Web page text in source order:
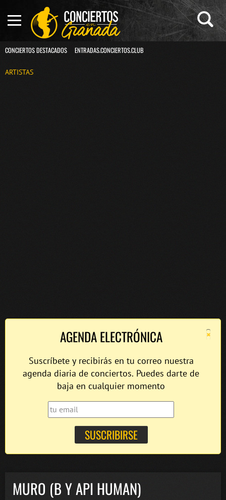
CONCIERTOS DESTACADOS ENTRADAS.CONCIERTOS.CLUB
ARTISTAS
×
AGENDA ELECTRÓNICA
Suscríbete y recibirás en tu correo nuestra
agenda diaria de conciertos. Puedes darte de
baja en cualquier momento
MURO (B Y API HUMAN)